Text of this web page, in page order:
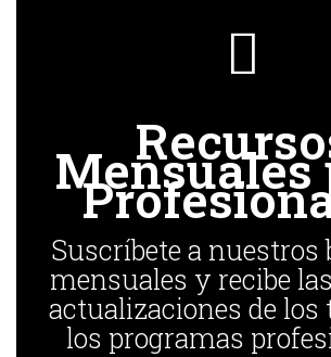
Mensuales
Suscríbete a nuestros
mensuales y recibe
actualizaciones de los
los programas